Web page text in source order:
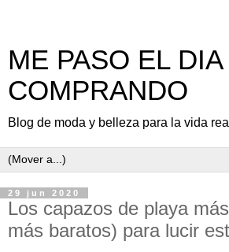
ME PASO EL DIA
COMPRANDO
Blog de moda y belleza para la vida real
29 jun 2020
Los capazos de playa
más baratos) para lucir